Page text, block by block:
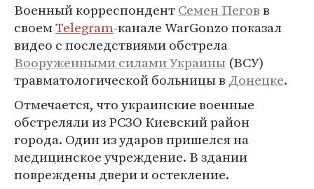
Военный корреспондентСемен Пеговв
своемTelegram-канале WarGonzo показал
видео с последствиями обстрела
Вооруженными силамиУкраины (ВСУ)
травматологической больницы в Донецке.
Отмечается, что украинские военные
обстреляли из РСЗО Киевский район
города. Один из ударов пришелся на
медицинское учреждение. В здании
повреждены двери и остекление.